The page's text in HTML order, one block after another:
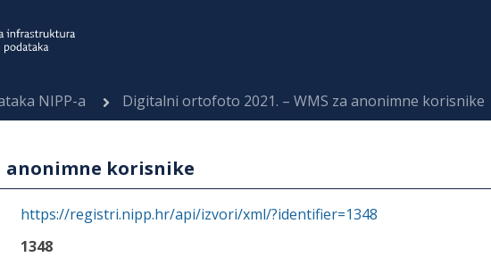
NIPP-a Digitalni ortofoto 2021. – WMS za anonimne korisnike
anonimne korisnike
https://registri.nipp.hr/api/izvori/xml/?identifier=1348
1348